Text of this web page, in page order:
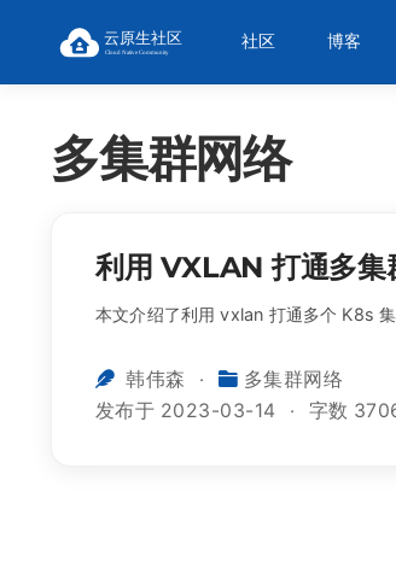
社区 博客
多集群网络
利用 VXLAN 打通多集
本文介绍了利用 vxlan 打通多个 K8s
韩伟森
多集群网络
发布于 2023-03-14
字数